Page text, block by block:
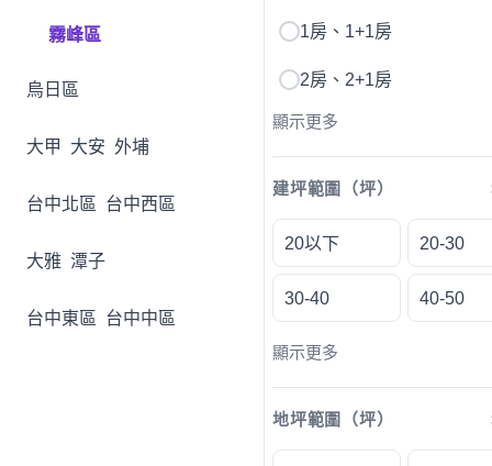
霧峰區
烏日區
大甲 大安 外埔
台中北區 台中西區
大雅 潭子
台中東區 台中中區
1房、1+1房
2房、2+1房
顯示更多
建坪範圍（坪）
20以下 20-30
30-40 40-50
顯示更多
地坪範圍（坪）